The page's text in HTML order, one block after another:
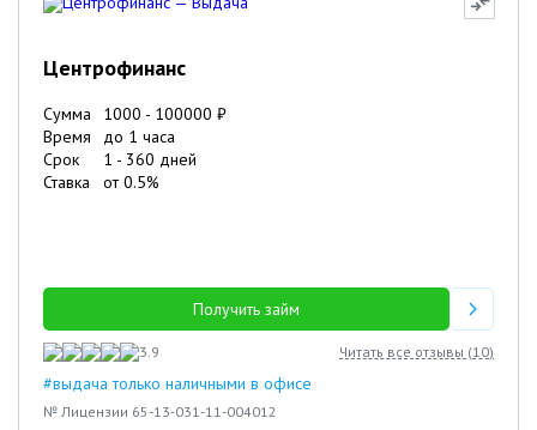
Центрофинанс
Сумма 1000 - 100000 ₽
Время
до 1 часа
Срок
1 - 360 дней
Ставка
от0.5%
Получить займ
3.9 Читать все отзывы (10)
#выдача только наличными в офисе
№ Лицензии 65-13-031-11-004012